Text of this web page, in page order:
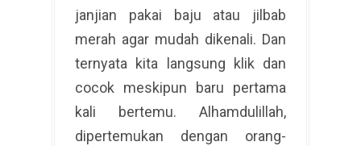
janjian pakai baju atau jilbab
merah agar mudah dikenali. Dan
ternyata kita langsung klik dan
cocok meskipun baru pertama
kali bertemu. Alhamdulillah,
dipertemukan dengan orang-